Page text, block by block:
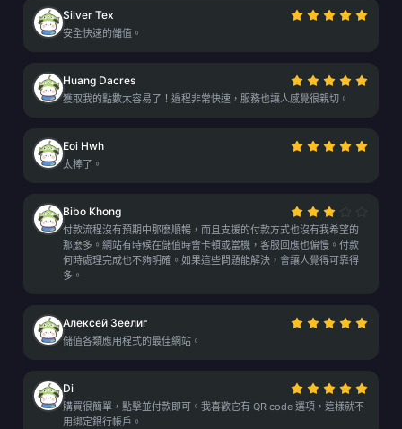
Silver Tex
安全快速的儲值。
Huang Dacres
獲取我的點數太容易了！過程非常快速，服務也讓人感覺很親切。
Eoi Hwh
太棒了。
Bibo Khong
付款流程沒有預期中那麼順暢，而且支援的付款方式也沒有我希望的
那麼多。網站有時候在儲值時會卡頓或當機，客服回應也偏慢。付款
何時處理完成也不夠明確。如果這些問題能解決，會讓人覺得可靠得
多。
Алексей Зеелиг
儲值各類應用程式的最佳網站。
Di
購買很簡單，點擊並付款即可。我喜歡它有 QR code 選項，這樣就不
用綁定銀行帳戶。